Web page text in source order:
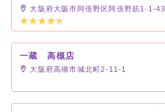
大阪府大阪市阿倍野区阿倍野筋1-1-43
一蔵 高槻店
大阪府高槻市城北町2-11-1